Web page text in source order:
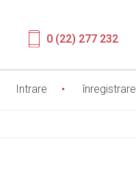
0 (22) 277 232
Intrare înregistrare